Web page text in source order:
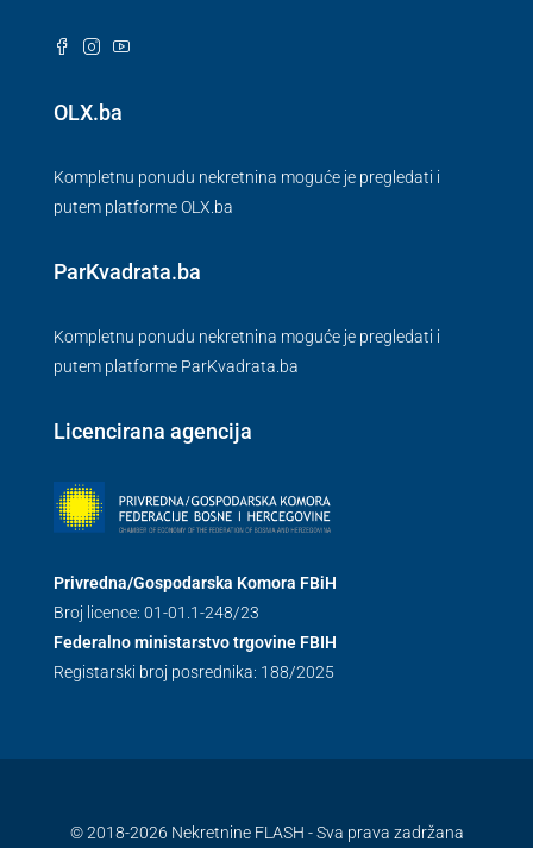
OLX.ba
Kompletnu ponudu nekretnina moguće je pregledati i
putem platforme OLX.ba
ParKvadrata.ba
Kompletnu ponudu nekretnina moguće je pregledati i
putem platforme ParKvadrata.ba
Licencirana agencija
Privredna/Gospodarska Komora FBiH
Broj licence: 01-01.1-248/23
Federalno ministarstvo trgovine FBIH
Registarski broj posrednika: 188/2025
© 2018-2026 Nekretnine FLASH - Sva prava zadržana